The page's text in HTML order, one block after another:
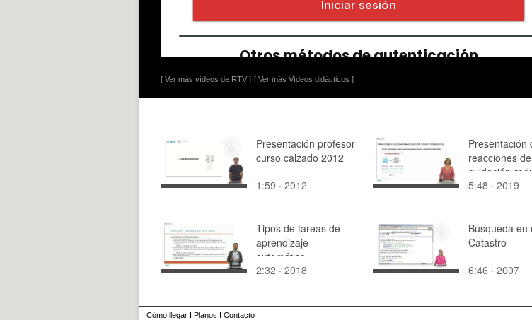
[ Ver más vídeos de RTV ] [ Ver más Vídeos didácticos ]
Presentación profesor
curso calzado 2012
1:59 · 2012
Presentación
reacciones de
oxidación-
conceptos
5:48 · 2019
Tipos de tareas de
aprendizaje
automático
2:32 · 2018
Búsqueda en
Catastro
6:46 · 2007
Cómo llegar I Planos I Contacto